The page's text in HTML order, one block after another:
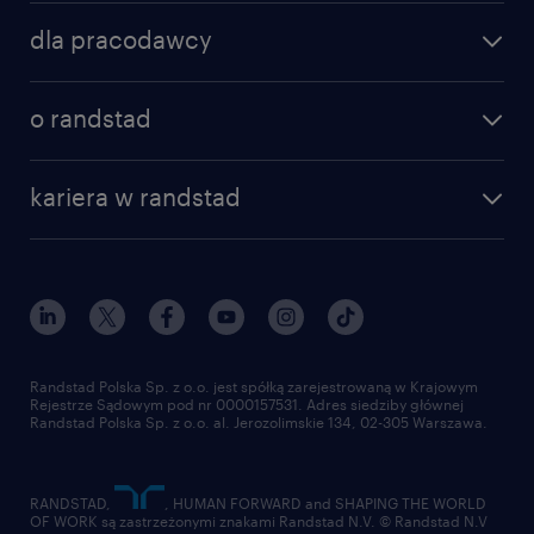
Samodzielność, odpowiedzialność oraz
ukierunkowanie na realizację założonych
celów
Dobra znajomość pakietu MS Office
(dodatkowym atutem będzie znajomość
oprogramowania typu AutoCAD)
Posiadanie prawa jazdy kat. B
Agencja zatrudnienia – nr wpisu 47
ta oferta pracy przeznaczona jest dla osób
powyżej 18 roku życia
oferujemy
specjalizacje
praca w amazon
dla pracodawcy
o randstad
dla mediów
dla dostawców
kariera w randstad
nasz świat
pracuj w randstad
złóż CV
Randstad Polska Sp. z o.o. jest spółką zarejestrowaną w Krajowym
Rejestrze Sądowym pod nr 0000157531. Adres siedziby głównej
Randstad Polska Sp. z o.o. al. Jerozolimskie 134, 02-305 Warszawa.
RANDSTAD,
, HUMAN FORWARD and SHAPING THE WORLD
OF WORK są zastrzeżonymi znakami Randstad N.V. © Randstad N.V